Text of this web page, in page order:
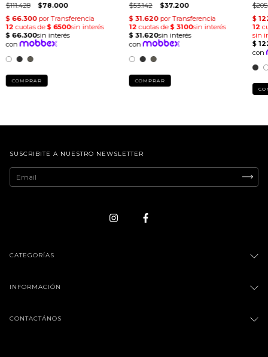
$111.428 $78.000
COMPRAR
$53.142 $37.200
COMPRAR
SUSCRIBITE A NUESTRO NEWSLETTER
CATEGORÍAS
INFORMACIÓN
CONTACTÁNOS